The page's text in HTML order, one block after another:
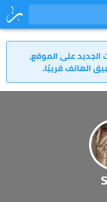
الجديد على الموقع،
الهاتف قريبًا.